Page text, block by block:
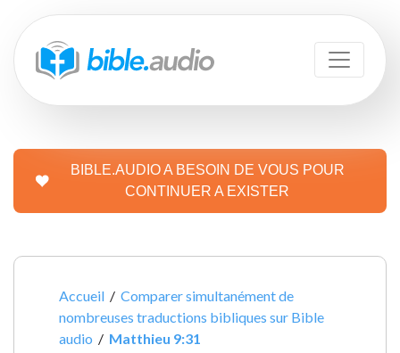
BIBLE.AUDIO A BESOIN DE VOUS POUR
CONTINUER A EXISTER
Accueil /Comparer simultanément de
nombreuses traductions bibliques sur Bible
audio / Matthieu 9:31